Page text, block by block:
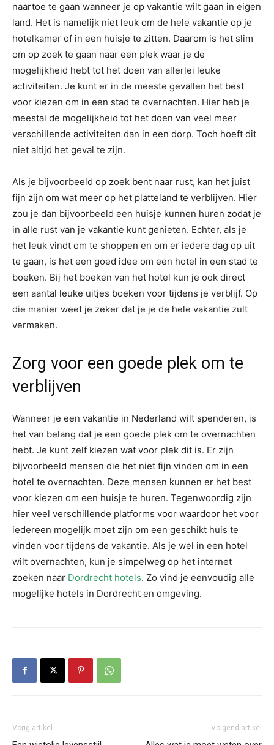
naartoe te gaan wanneer je op vakantie wilt gaan in eigen
land. Het is namelijk niet leuk om de hele vakantie op je
hotelkamer of in een huisje te zitten. Daarom is het slim
om op zoek te gaan naar een plek waar je de
mogelijkheid hebt tot het doen van allerlei leuke
activiteiten. Je kunt er in de meeste gevallen het best
voor kiezen om in een stad te overnachten. Hier heb je
meestal de mogelijkheid tot het doen van veel meer
verschillende activiteiten dan in een dorp. Toch hoeft dit
niet altijd het geval te zijn.
Als je bijvoorbeeld op zoek bent naar rust, kan het juist
fijn zijn om wat meer op het platteland te verblijven. Hier
zou je dan bijvoorbeeld een huisje kunnen huren zodat je
in alle rust van je vakantie kunt genieten. Echter, als je
het leuk vindt om te shoppen en om er iedere dag op uit
te gaan, is het een goed idee om een hotel in een stad te
boeken. Bij het boeken van het hotel kun je ook direct
een aantal leuke uitjes boeken voor tijdens je verblijf. Op
die manier weet je zeker dat je je de hele vakantie zult
vermaken.
Zorg voor een goede plek om te
verblijven
Wanneer je een vakantie in Nederland wilt spenderen, is
het van belang dat je een goede plek om te overnachten
hebt. Je kunt zelf kiezen wat voor plek dit is. Er zijn
bijvoorbeeld mensen die het niet fijn vinden om in een
hotel te overnachten. Deze mensen kunnen er het best
voor kiezen om een huisje te huren. Tegenwoordig zijn
hier veel verschillende platforms voor waardoor het voor
iedereen mogelijk moet zijn om een geschikt huis te
vinden voor tijdens de vakantie. Als je wel in een hotel
wilt overnachten, kun je simpelweg op het internet
zoeken naar Dordrecht hotels. Zo vind je eenvoudig alle
mogelijke hotels in Dordrecht en omgeving.
Vorig artikel Volgend artikel